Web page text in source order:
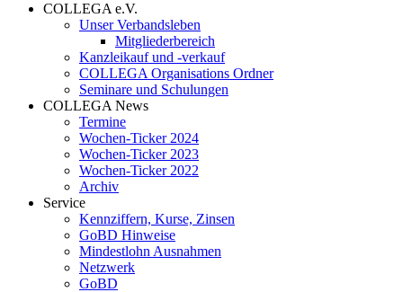
COLLEGA e.V.
Unser Verbandsleben
Mitgliederbereich
Kanzleikauf und -verkauf
COLLEGA Organisations Ordner
Seminare und Schulungen
COLLEGA News
Termine
Wochen-Ticker 2024
Wochen-Ticker 2023
Wochen-Ticker 2022
Archiv
Service
Kennziffern, Kurse, Zinsen
GoBD Hinweise
Mindestlohn Ausnahmen
Netzwerk
GoBD